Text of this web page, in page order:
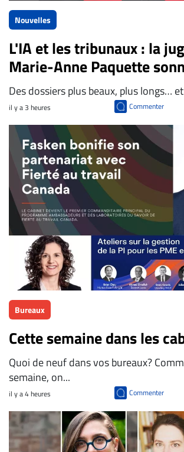
Nouvelles
L'IA et les tribunaux : la
Marie-Anne Paquette
Des dossiers plus beaux, plus longs…
il y a 3 heures Commenter
Bureaux
Cette semaine dans les
Quoi de neuf dans vos bureaux?
semaine, on...
il y a 4 heures Commenter